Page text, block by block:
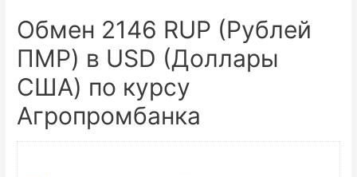
Обмен 2146 RUP (Рублей
ПМР) в USD (Доллары
США) по курсу
Агропромбанка